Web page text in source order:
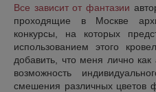
Все зависит от фантазии
проходящие в Москве
конкурсы, на которых
использованием этого
добавить, что меня лично
возможность
смешения различных цветов